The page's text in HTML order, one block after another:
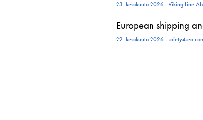
23. kesäkuuta 2026 - Viking Line
European shipping
22. kesäkuuta 2026 -